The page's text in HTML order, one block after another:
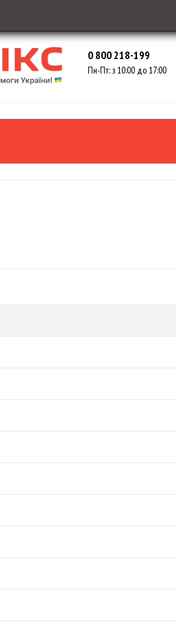
0 800 218-199
Пн-Пт: з 10:00 до 17:00